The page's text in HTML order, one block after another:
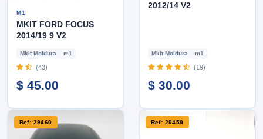
M1
MKIT FORD FOCUS
2014/19 9 V2
Mkit Moldura m1
(43)
$ 45.00
2012/14 V2
Mkit Moldura m1
(19)
$ 30.00
Ref: 29460 Ref: 29459